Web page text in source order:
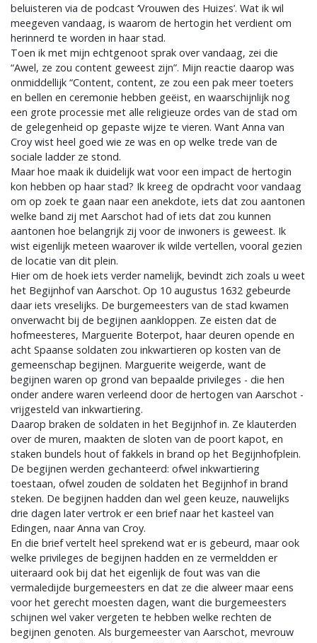
beluisteren via de podcast ‘Vrouwen des Huizes’. Wat ik wil
meegeven vandaag, is waarom de hertogin het verdient om
herinnerd te worden in haar stad.
Toen ik met mijn echtgenoot sprak over vandaag, zei die
“Awel, ze zou content geweest zijn”. Mijn reactie daarop was
onmiddellijk “Content, content, ze zou een pak meer toeters
en bellen en ceremonie hebben geëist, en waarschijnlijk nog
een grote processie met alle religieuze ordes van de stad om
de gelegenheid op gepaste wijze te vieren. Want Anna van
Croy wist heel goed wie ze was en op welke trede van de
sociale ladder ze stond.
Maar hoe maak ik duidelijk wat voor een impact de hertogin
kon hebben op haar stad? Ik kreeg de opdracht voor vandaag
om op zoek te gaan naar een anekdote, iets dat zou aantonen
welke band zij met Aarschot had of iets dat zou kunnen
aantonen hoe belangrijk zij voor de inwoners is geweest. Ik
wist eigenlijk meteen waarover ik wilde vertellen, vooral gezien
de locatie van dit plein.
Hier om de hoek iets verder namelijk, bevindt zich zoals u weet
het Begijnhof van Aarschot. Op 10 augustus 1632 gebeurde
daar iets vreselijks. De burgemeesters van de stad kwamen
onverwacht bij de begijnen aankloppen. Ze eisten dat de
hofmeesteres, Marguerite Boterpot, haar deuren opende en
acht Spaanse soldaten zou inkwartieren op kosten van de
gemeenschap begijnen. Marguerite weigerde, want de
begijnen waren op grond van bepaalde privileges - die hen
onder andere waren verleend door de hertogen van Aarschot -
vrijgesteld van inkwartiering.
Daarop braken de soldaten in het Begijnhof in. Ze klauterden
over de muren, maakten de sloten van de poort kapot, en
staken bundels hout of fakkels in brand op het Begijnhofplein.
De begijnen werden gechanteerd: ofwel inkwartiering
toestaan, ofwel zouden de soldaten het Begijnhof in brand
steken. De begijnen hadden dan wel geen keuze, nauwelijks
drie dagen later vertrok er een brief naar het kasteel van
Edingen, naar Anna van Croy.
En die brief vertelt heel sprekend wat er is gebeurd, maar ook
welke privileges de begijnen hadden en ze vermeldden er
uiteraard ook bij dat het eigenlijk de fout was van die
vermaledijde burgemeesters en dat ze die alweer maar eens
voor het gerecht moesten dagen, want die burgemeesters
schijnen wel vaker vergeten te hebben welke rechten de
begijnen genoten. Als burgemeester van Aarschot, mevrouw